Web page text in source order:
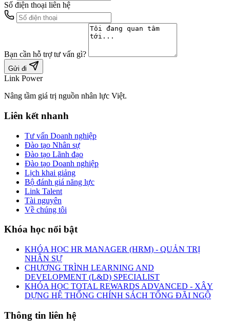
Số điện thoại liên hệ
Bạn cần hỗ trợ tư vấn gì?
Gửi đi
Link Power
Nâng tầm giá trị nguồn nhân lực Việt.
Liên kết nhanh
Tư vấn Doanh nghiệp
Đào tạo Nhân sự
Đào tạo Lãnh đạo
Đào tạo Doanh nghiệp
Lịch khai giảng
Bộ đánh giá năng lực
Link Talent
Tài nguyên
Về chúng tôi
Khóa học nổi bật
KHÓA HỌC HR MANAGER (HRM) - QUẢN TRỊ
NHÂN SỰ
CHƯƠNG TRÌNH LEARNING AND
DEVELOPMENT (L&D) SPECIALIST
KHÓA HỌC TOTAL REWARDS ADVANCED - XÂY
DỰNG HỆ THỐNG CHÍNH SÁCH TỔNG ĐÃI NGỘ
Thông tin liên hệ